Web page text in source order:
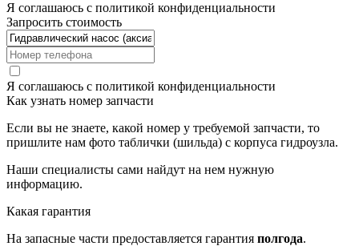
Я соглашаюсь с политикой конфиденциальности
Запросить стоимость
Я соглашаюсь с политикой конфиденциальности
Как узнать номер запчасти
Если вы не знаете, какой номер у требуемой запчасти, то
пришлите нам фото таблички (шильда) с корпуса гидроузла.
Наши специалисты сами найдут на нем нужную
информацию.
Какая гарантия
На запасные части предоставляется гарантия полгода.